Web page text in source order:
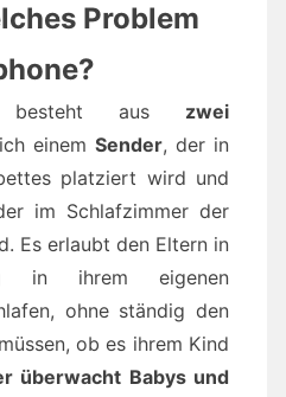
Problem
aus zwei
einem Sender, der in
platziert wird und
im Schlafzimmer der
Es erlaubt den Eltern in
in ihrem eigenen
ohne ständig den
ob es ihrem Kind
überwacht Babys und